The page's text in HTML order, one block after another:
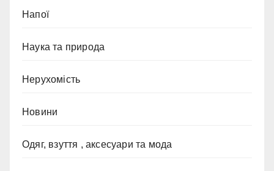
Напої
Наука та природа
Нерухомість
Новини
Одяг, взуття , аксесуари та мода